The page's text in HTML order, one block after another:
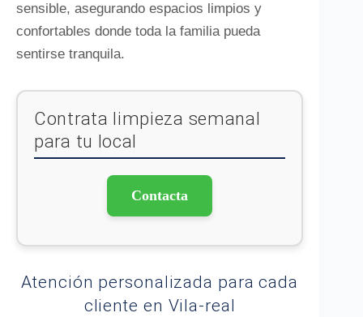
sensible, asegurando espacios limpios y
confortables donde toda la familia pueda
sentirse tranquila.
Contrata limpieza semanal
para tu local
Contacta
Atención personalizada para cada
cliente en Vila-real